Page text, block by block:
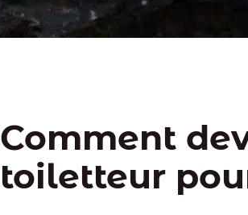
Comment
toiletteur